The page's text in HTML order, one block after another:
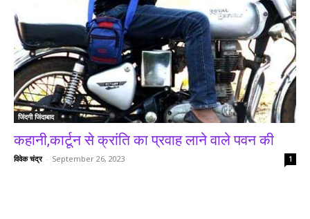
जिंदगी जिंदाबाद
कहानी,कार्टून से क्रांति का प्रवाह लाने वाले पवन की
विवेक चंद्र - September 26, 2023 1